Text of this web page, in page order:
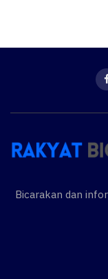
Bicarakan dan